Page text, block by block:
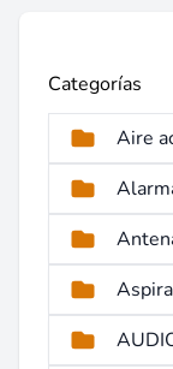
Categorías
Aire